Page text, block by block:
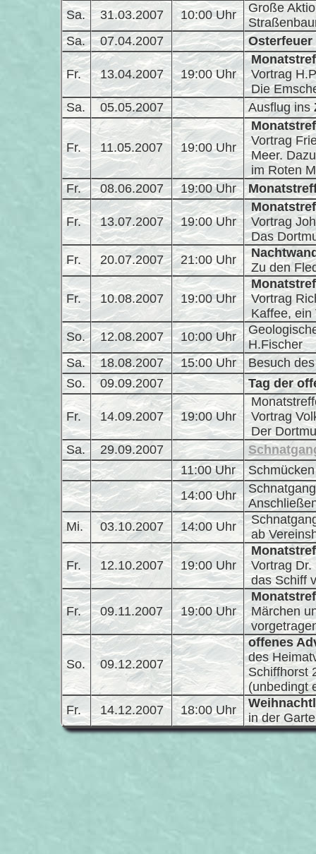
Sa.
31.03.2007 10:00 Uhr
Große
Sa.
07.04.2007 Osterfeuer
Fr. 13.04.2007 19:00 Uhr
Vortrag
Die
Sa.
05.05.2007 Ausflug ins
Fr. 11.05.2007 19:00 Uhr
Vortrag
Meer.
im Roten
Fr.
08.06.2007 19:00 Uhr
Fr. 13.07.2007 19:00 Uhr
Vortrag
Das
Fr.
20.07.2007 21:00 Uhr
Zu den
Fr. 10.08.2007 19:00 Uhr
Vortrag
Kaffee, ein
So.
12.08.2007 10:00 Uhr
H.Fischer
Sa.
18.08.2007 15:00 Uhr
Besuch
So.
09.09.2007 Tag der
Fr. 14.09.2007 19:00 Uhr
Vortrag
Der
Sa.
29.09.2007
11:00 Uhr
14:00 Uhr
Mi.
03.10.2007 14:00 Uhr
ab
Fr. 12.10.2007 19:00 Uhr
Vortrag
das Schiff
Fr. 09.11.2007 19:00 Uhr
Märchen
So. 09.12.2007
offenes
des
Schiffhorst
(unbedingt
Fr.
14.12.2007 18:00 Uhr
in der